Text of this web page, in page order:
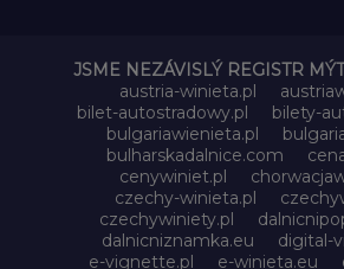
JSME NEZÁVISLÝ REGISTR
austria-winieta.pl
bilet-autostradowy.pl
bilety-
bulgariawienieta.pl
bulharskadalnice.com
cenywiniet.pl
czechy-winieta.pl
czechywiniety.pl
dalnicniznamka.eu
digital-
e-vignette.pl
e-winieta.eu